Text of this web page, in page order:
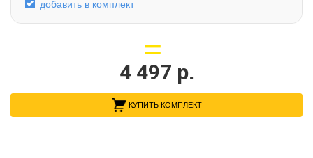
добавить в комплект
4 497 р.
КУПИТЬ КОМПЛЕКТ